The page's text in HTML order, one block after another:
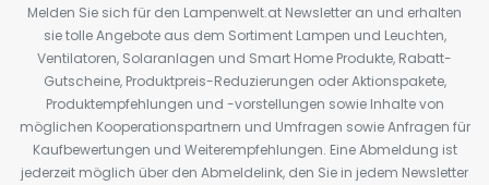
Melden Sie sich für den Lampenwelt.at Newsletter an und erhalten
sie tolle Angebote aus dem Sortiment Lampen und Leuchten,
Ventilatoren, Solaranlagen und Smart Home Produkte, Rabatt-
Gutscheine, Produktpreis-Reduzierungen oder Aktionspakete,
Produktempfehlungen und -vorstellungen sowie Inhalte von
möglichen Kooperationspartnern und Umfragen sowie Anfragen für
Kaufbewertungen und Weiterempfehlungen. Eine Abmeldung ist
jederzeit möglich über den Abmeldelink, den Sie in jedem Newsletter